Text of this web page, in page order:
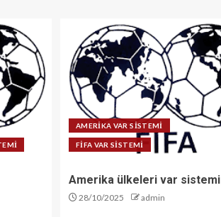
AMERİKA VAR SİSTEMİ
FİFA VAR SİSTEMİ
Amerika ülkeleri var sistemi
28/10/2025 admin